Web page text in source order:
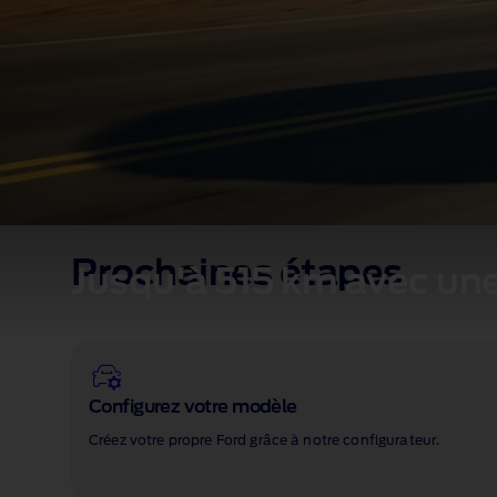
Jusqu'à 515 km avec
Prochaines étapes
Configurez votre modèle
Créez votre propre Ford grâce à notre configurateur.